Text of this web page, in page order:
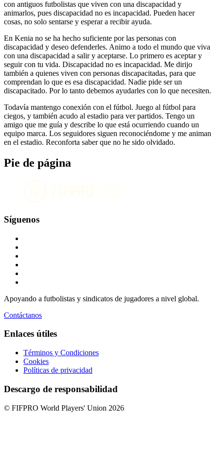
con antiguos futbolistas que viven con una discapacidad y
animarlos, pues discapacidad no es incapacidad. Pueden hacer
cosas, no solo sentarse y esperar a recibir ayuda.
En Kenia no se ha hecho suficiente por las personas con
discapacidad y deseo defenderles. Animo a todo el mundo que viva
con una discapacidad a salir y aceptarse. Lo primero es aceptar y
seguir con tu vida. Discapacidad no es incapacidad. Me dirijo
también a quienes viven con personas discapacitadas, para que
comprendan lo que es esa discapacidad. Nadie pide ser un
discapacitado. Por lo tanto debemos ayudarles con lo que necesiten.
Todavía mantengo conexión con el fútbol. Juego al fútbol para
ciegos, y también acudo al estadio para ver partidos. Tengo un
amigo que me guía y describe lo que está ocurriendo cuando un
equipo marca. Los seguidores siguen reconociéndome y me animan
en el estadio. Reconforta saber que no he sido olvidado.
Pie de página
Síguenos
Apoyando a futbolistas y sindicatos de jugadores a nivel global.
Contáctanos
Enlaces útiles
Términos y Condiciones
Cookies
Políticas de privacidad
Descargo de responsabilidad
© FIFPRO World Players' Union 2026